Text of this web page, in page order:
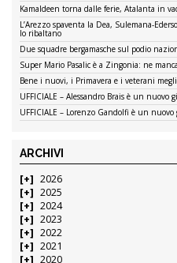
Kamaldeen torna dalle ferie, Atalanta in
L’Arezzo spaventa la Dea, Sulemana-
lo ribaltano
Due squadre bergamasche sul podio
Super Mario Pasalic è a Zingonia: ne
Bene i nuovi, i Primavera e i veterani
UFFICIALE – Alessandro Brais è un nuovo
UFFICIALE – Lorenzo Gandolfi è un nuovo
ARCHIVI
2026
2025
2024
2023
2022
2021
2020